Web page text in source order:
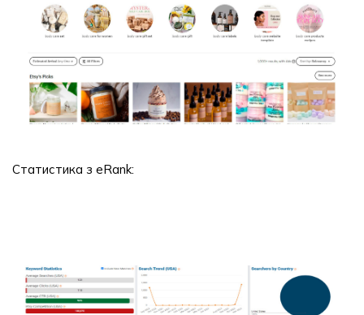
Статистика з eRank: